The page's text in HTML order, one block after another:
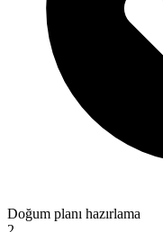
Doğum planı hazırlama